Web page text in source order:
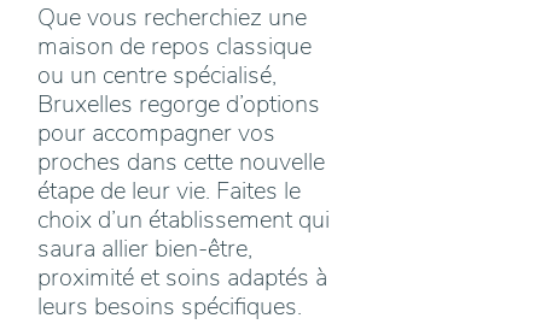
Que vous recherchiez une
maison de repos classique
ou un centre spécialisé,
Bruxelles regorge d’options
pour accompagner vos
proches dans cette nouvelle
étape de leur vie. Faites le
choix d’un établissement qui
saura allier bien-être,
proximité et soins adaptés à
leurs besoins spécifiques.